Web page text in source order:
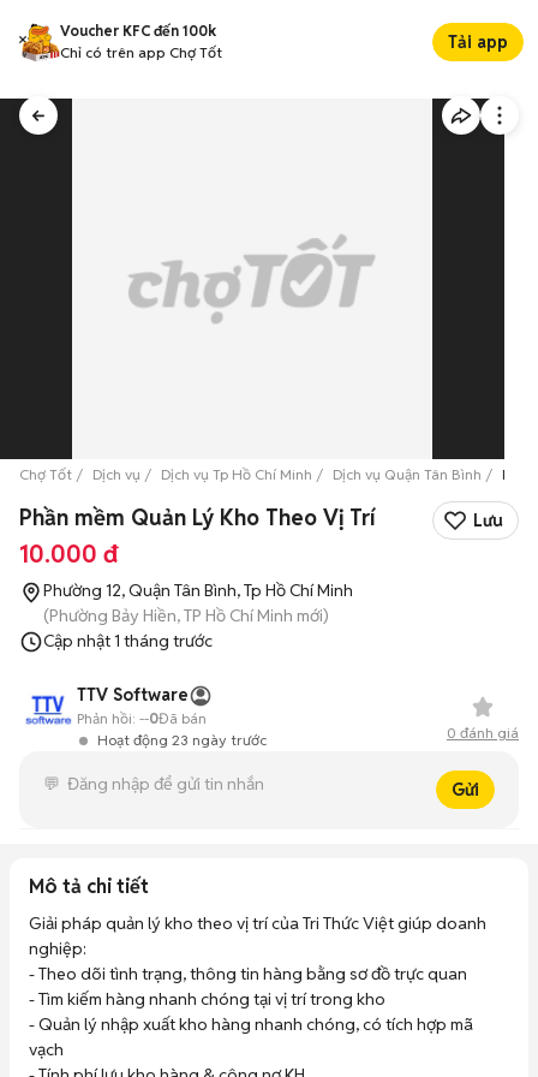
Voucher KFC đến 100k
Chỉ có trên app Chợ Tốt
Tải app
Chợ Tốt Dịch vụ Dịch vụ Tp Hồ Chí Minh Dịch vụ Quận Tân Bình
Phần mềm Quản Lý Kho Theo Vị Trí Lưu
10.000 đ
Phường 12, Quận Tân Bình, Tp Hồ Chí Minh
(Phường Bảy Hiền, TP Hồ Chí Minh mới)
Cập nhật1 tháng trước
TTV Software
Hoạt động 23 ngày trước
Phản hồi: --0Đã bán
0 đánh giá
Gửi
Mô tả chi tiết
Giải pháp quản lý kho theo vị trí của Tri Thức Việt giúp doanh
nghiệp:
- Theo dõi tình trạng, thông tin hàng bằng sơ đồ trực quan
- Tìm kiếm hàng nhanh chóng tại vị trí trong kho
- Quản lý nhập xuất kho hàng nhanh chóng, có tích hợp mã
vạch